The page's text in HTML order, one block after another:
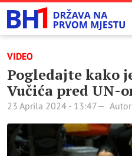
VIDEO
Pogledajte kako
Vučića pred UN-
23 Aprila 2024 - 13:47